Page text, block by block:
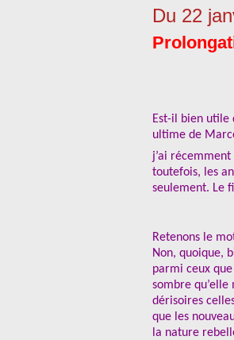
Du 22
Est-il bien utile
ultime de
j’ai
toutefois, les
seulement. Le
Retenons le
Non, quoique,
parmi ceux
sombre
dérisoires
que les
la nature